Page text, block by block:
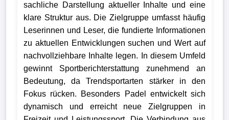
sachliche Darstellung aktueller Inhalte und eine
klare Struktur aus. Die Zielgruppe umfasst häufig
Leserinnen und Leser, die fundierte Informationen
zu aktuellen Entwicklungen suchen und Wert auf
nachvollziehbare Inhalte legen. In diesem Umfeld
gewinnt Sportberichterstattung zunehmend an
Bedeutung, da Trendsportarten stärker in den
Fokus rücken. Besonders Padel entwickelt sich
dynamisch und erreicht neue Zielgruppen in